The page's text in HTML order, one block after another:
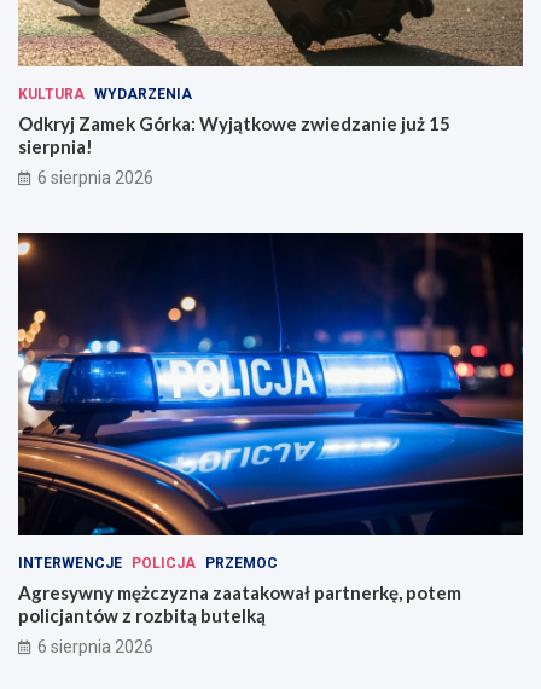
KULTURA WYDARZENIA
Odkryj Zamek Górka: Wyjątkowe zwiedzanie już 15
sierpnia!
6 sierpnia 2026
INTERWENCJE POLICJA PRZEMOC
Agresywny mężczyzna zaatakował partnerkę, potem
policjantów z rozbitą butelką
6 sierpnia 2026